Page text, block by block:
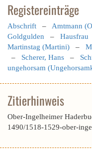
Registereinträge
Abschrift – Amtmann
Goldgulden – Hausfrau
Martinstag (Martini) –
– Scherer, Hans –
ungehorsam
Zitierhinweis
Ober-Ingelheimer
1490/1518-1529-ober-